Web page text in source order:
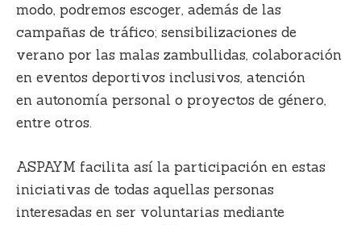
modo, podremos escoger, además de las
campañas de tráfico; sensibilizaciones de
verano por las malas zambullidas, colaboración
en eventos deportivos inclusivos, atención
en autonomía personal o proyectos de género,
entre otros.
ASPAYM facilita así la participación en estas
iniciativas de todas aquellas personas
interesadas en ser voluntarias mediante